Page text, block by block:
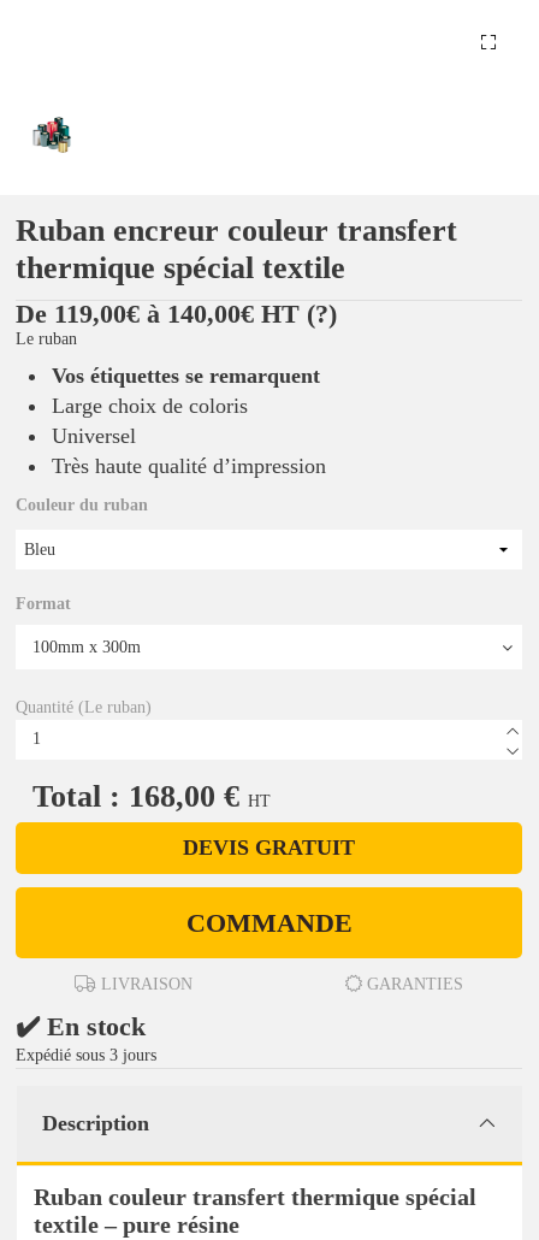
Ruban encreur couleur transfert
thermique spécial textile
De 119,00€ à 140,00€ HT (?)
Le ruban
Vos étiquettes se remarquent
Large choix de coloris
Universel
Très haute qualité d’impression
Couleur du ruban
Bleu
Format
Quantité (Le ruban)
Total : 168,00 € HT
DEVIS GRATUIT
COMMANDE
LIVRAISON GARANTIES
✔️ En stock
Expédié sous 3 jours
Description
Ruban couleur transfert thermique spécial
textile – pure résine